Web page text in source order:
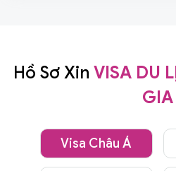
Hồ Sơ Xin VISA DU
GIA
Visa Châu Á